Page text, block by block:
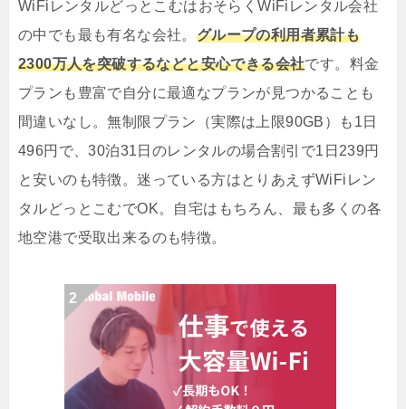
WiFiレンタルどっとこむはおそらくWiFiレンタル会社
の中でも最も有名な会社。 グループの利用者累計も
2300万人を突破するなどと安心できる会社です。料金
プランも豊富で自分に最適なプランが見つかることも
間違いなし。無制限プラン（実際は上限90GB）も1日
496円で、30泊31日のレンタルの場合割引で1日239円
と安いのも特徴。迷っている方はとりあえずWiFiレン
タルどっとこむでOK。自宅はもちろん、最も多くの各
地空港で受取出来るのも特徴。